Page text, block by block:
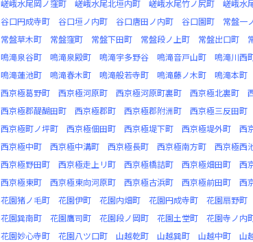
嵯峨水尾岡ノ窪町
嵯峨水尾北垣内町 嵯峨水尾竹ノ尻町 嵯峨水
谷口円成寺町
谷口垣ノ内町 谷口唐田ノ内町 谷口園町 常盤一
常盤草木町
常盤窪町 常盤下田町 常盤段ノ上町 常盤出口町
鳴滝泉谷町
鳴滝泉殿町 鳴滝宇多野谷 鳴滝音戸山町 鳴滝川西
鳴滝蓮池町
鳴滝春木町 鳴滝般若寺町 鳴滝藤ノ木町 鳴滝本町
西京極葛野町
西京極河原町 西京極河原町裏町 西京極北裏町
西京極郡醍醐田町
西京極郡町 西京極郡附洲町 西京極三反田町
西京極町ノ坪町
西京極佃田町 西京極堤下町 西京極堤外町 西
西京極中町
西京極中溝町 西京極長町 西京極南方町 西京極西
西京極野田町
西京極走上リ町 西京極橋詰町 西京極畑田町 西
西京極東町
西京極東向河原町 西京極古浜町 西京極前田町 西
花園猪ノ毛町
花園伊町 花園内畑町 花園円成寺町 花園扇野町
花園巽南町
花園鷹司町 花園段ノ岡町 花園土堂町 花園寺ノ内
花園妙心寺町
花園八ツ口町 山越乾町 山越巽町 山越中町 山